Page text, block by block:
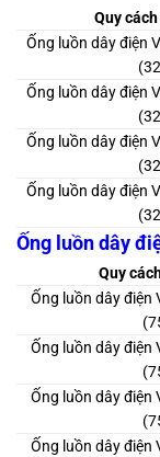
Quy
Ống luồn dây điện
Ống luồn dây điện
Ống luồn dây điện
Ống luồn dây điện
Ống luồn dây
Quy
Ống luồn dây điện
Ống luồn dây điện
Ống luồn dây điện
Ống luồn dây điện